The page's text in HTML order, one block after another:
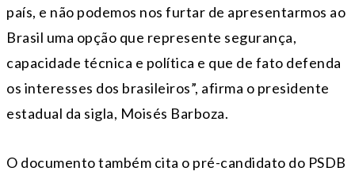
país, e não podemos nos furtar de apresentarmos ao
Brasil uma opção que represente segurança,
capacidade técnica e política e que de fato defenda
os interesses dos brasileiros”, afirma o presidente
estadual da sigla, Moisés Barboza.
O documento também cita o pré-candidato do PSDB